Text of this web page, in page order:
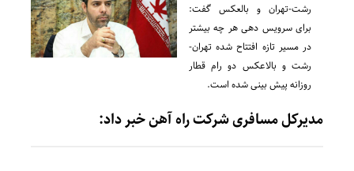
رشت-تهران و بالعکس گفت:
برای سرویس دهی هر چه بیشتر
در مسیر تازه افتتاح شده تهران-
رشت و بالاعکس دو رام قطار
روزانه پیش بینی شده است.
مدیرکل مسافری شرکت راه آهن خبر داد: